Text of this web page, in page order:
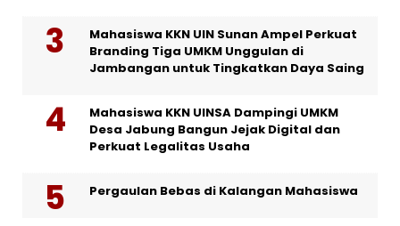
Mahasiswa KKN UIN Sunan Ampel Perkuat
Branding Tiga UMKM Unggulan di
Jambangan untuk Tingkatkan Daya Saing
Mahasiswa KKN UINSA Dampingi UMKM
Desa Jabung Bangun Jejak Digital dan
Perkuat Legalitas Usaha
Pergaulan Bebas di Kalangan Mahasiswa